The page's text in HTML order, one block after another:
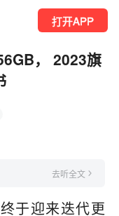
打开APP
， 2023旗
去听全文
于迎来迭代更